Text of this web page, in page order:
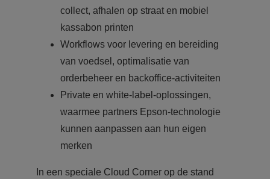
collect, afhalen op straat en mobiel
kassabon printen
Workflows voor levering en bereiding
van voedsel, optimalisatie van
orderbeheer en backoffice-activiteiten
Private en white-label-oplossingen,
waarmee partners Epson-technologie
kunnen aanpassen aan hun eigen
merken
In een speciale Cloud Corner op de stand